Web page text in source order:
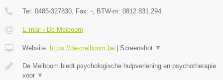
Tel: 0485-327830, Fax: -, BTW-nr: 0812.831.294
E-mail › De Meiboom
Website: https://de-meiboom.be Screenshot ▼
De Meiboom biedt psychologische hulpverlening en psychotherapie
voor ▼